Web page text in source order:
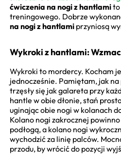
ćwiczenia na nogi z hantlamito
treningowego. Dobrze
na nogi z hantlami przyniosą
Wykroki z hantlami:
Wykroki to mordercy. Kocham
jednocześnie. Pamiętam, jak
trzęsły się jak galareta przy
hantle w obie dłonie, stań
uginając obie nogi w kolanach
Kolano nogi zakrocznej
podłogą, a kolano nogi
wychodzić za linię palców.
przodu, by wrócić do pozycji